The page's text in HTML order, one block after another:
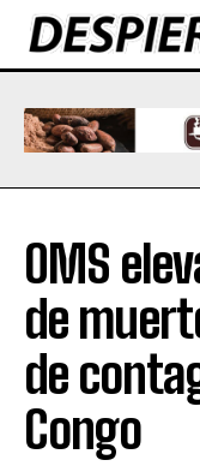
OMS
de
de
Congo